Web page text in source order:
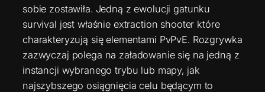
sobie zostawiła. Jedną z ewolucji gatunku
survival jest właśnie extraction shooter które
charakteryzują się elementami PvPvE. Rozgrywka
zazwyczaj polega na załadowanie się na jedną z
instancji wybranego trybu lub mapy, jak
najszybszego osiągnięcia celu będącym to